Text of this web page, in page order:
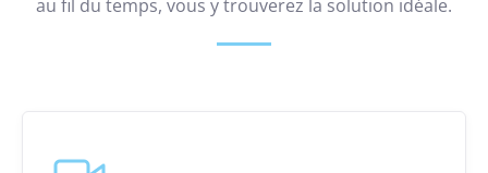
au fil du temps, vous y trouverez la solution idéale.